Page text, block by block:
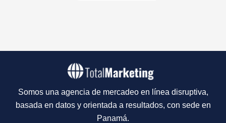
Somos una agencia de mercadeo en línea disruptiva,
basada en datos y orientada a resultados, con sede en
Panamá.